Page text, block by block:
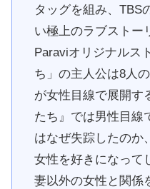
タッグを組み、TBS
い極上のラブストー
Paraviオリジナルス
ち」の主人公は8人
が女性目線で展開す
たち』では男性目線
はなぜ失踪したのか
女性を好きになって
妻以外の女性と関係